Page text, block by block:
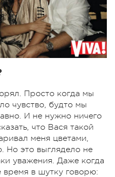
Просто когда мы
чувство, будто мы
И не нужно ничего
что Вася такой
меня цветами,
Но это выглядело не
уважения. Даже когда
время в шутку говорю: